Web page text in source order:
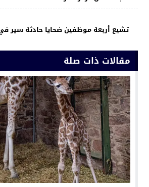
تشيع أربعة موظفين ضحايا حادثة سير
مقالات ذات صلة